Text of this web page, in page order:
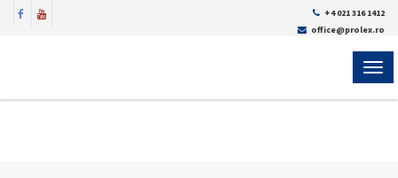
+4 021 316 1412
office@prolex.ro